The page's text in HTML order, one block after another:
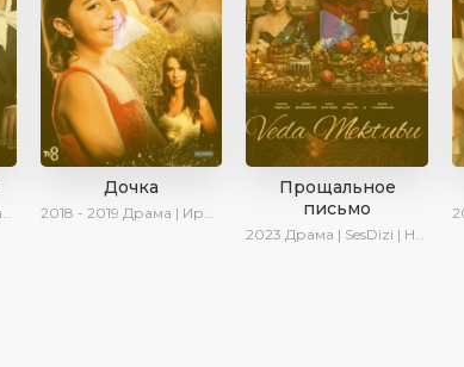
Дочка
2018 - 2019 Драма | Ирина Котова
Прощальное
письмо
2023 Драма | SesDizi | Новинки | Сериалы 2023